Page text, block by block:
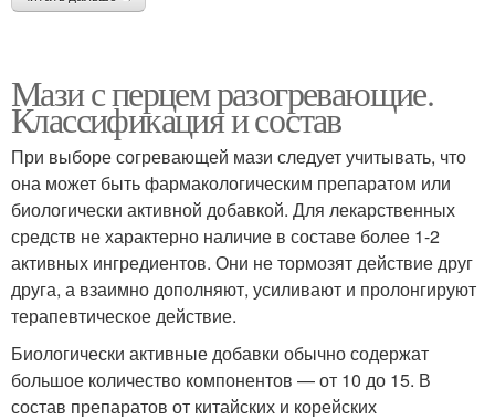
Мази с перцем разогревающие.
Классификация и состав
При выборе согревающей мази следует учитывать, что
она может быть фармакологическим препаратом или
биологически активной добавкой. Для лекарственных
средств не характерно наличие в составе более 1-2
активных ингредиентов. Они не тормозят действие друг
друга, а взаимно дополняют, усиливают и пролонгируют
терапевтическое действие.
Биологически активные добавки обычно содержат
большое количество компонентов — от 10 до 15. В
состав препаратов от китайских и корейских